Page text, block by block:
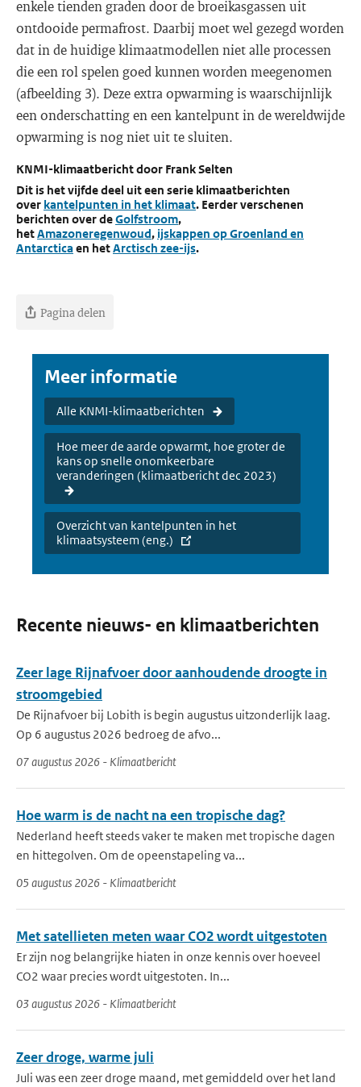
enkele tienden graden door de broeikasgassen uit
ontdooide permafrost. Daarbij moet wel gezegd worden
dat in de huidige klimaatmodellen niet alle processen
die een rol spelen goed kunnen worden meegenomen
(afbeelding 3). Deze extra opwarming is waarschijnlijk
een onderschatting en een kantelpunt in de wereldwijde
opwarming is nog niet uit te sluiten.
KNMI-klimaatbericht door Frank Selten
Dit is het vijfde deel uit een serie klimaatberichten
over kantelpunten in het klimaat. Eerder verschenen
berichten over deGolfstroom,
hetAmazoneregenwoud, ijskappen op Groenland en
Antarcticaen hetArctisch zee-ijs.
Pagina delen
Meer informatie
Alle KNMI-klimaatberichten
Hoe meer de aarde opwarmt, hoe groter de
kans op snelle onomkeerbare
veranderingen (klimaatbericht dec 2023)
Overzicht van kantelpunten in het
klimaatsysteem (eng.)
Recente nieuws- en klimaatberichten
Zeer lage Rijnafvoer door aanhoudende droogte in
stroomgebied
De Rijnafvoer bij Lobith is begin augustus uitzonderlijk laag.
Op 6 augustus 2026 bedroeg de afvo...
07 augustus 2026 - Klimaatbericht
Hoe warm is de nacht na een tropische dag?
Nederland heeft steeds vaker te maken met tropische dagen
en hittegolven. Om de opeenstapeling va...
05 augustus 2026 - Klimaatbericht
Met satellieten meten waar CO2 wordt uitgestoten
Er zijn nog belangrijke hiaten in onze kennis over hoeveel
CO2 waar precies wordt uitgestoten. In...
03 augustus 2026 - Klimaatbericht
Zeer droge, warme juli
Juli was een zeer droge maand, met gemiddeld over het land